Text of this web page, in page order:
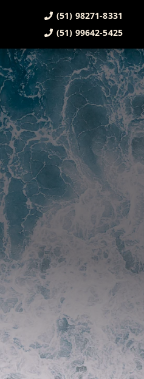
(51) 98271-8331
(51) 99642-5425